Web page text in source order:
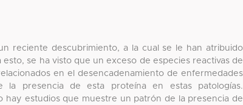
reciente descubrimiento, a la cual se le han atribuido
se ha visto que un exceso de especies reactivas de
en el desencadenamiento de enfermedades
la presencia de esta proteína en estas patologías.
hay estudios que muestre un patrón de la presencia de